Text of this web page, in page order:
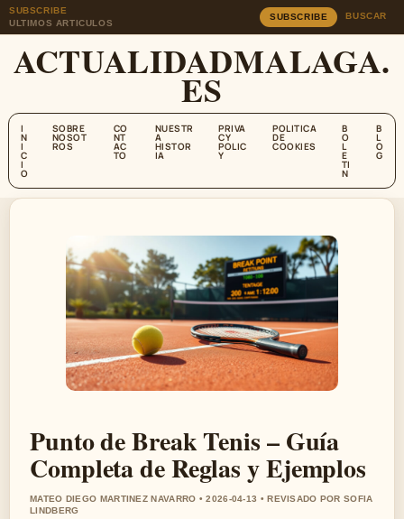
SUBSCRIBE
ULTIMOS ARTICULOS
SUBSCRIBE BUSCAR
ACTUALIDADMALAGA.
ES
I
N
I
C
I
O
SOBRE
NOSOT
ROS
CO
NT
AC
TO
NUESTR
A
HISTOR
IA
PRIVA
CY
POLIC
Y
POLITICA
DE
COOKIES
B
O
L
E
TI
N
B
L
O
G
Punto de Break Tenis – Guía
Completa de Reglas y Ejemplos
MATEO DIEGO MARTINEZ NAVARRO • 2026-04-13 • REVISADO POR SOFIA
LINDBERG